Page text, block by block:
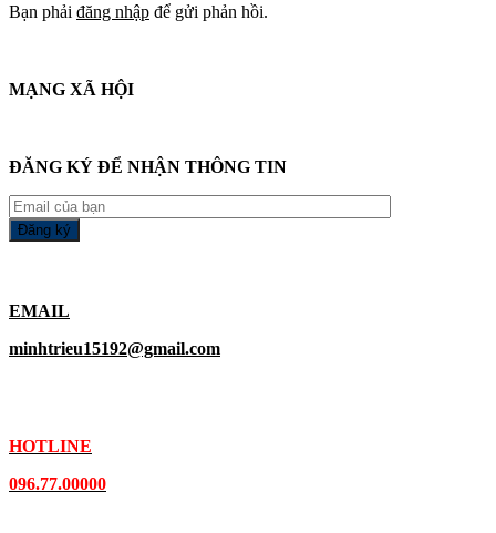
Bạn phải đăng nhập để gửi phản hồi.
MẠNG XÃ HỘI
ĐĂNG KÝ ĐỂ NHẬN THÔNG TIN
EMAIL
minhtrieu15192@gmail.com
HOTLINE
096.77.00000